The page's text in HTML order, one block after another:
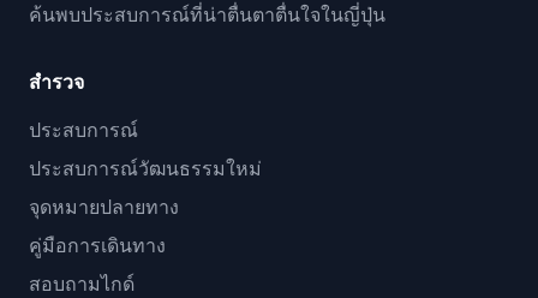
ค้นพบประสบการณ์ที่น่าตื่นตาตื่นใจในญี่ปุ่น
สำรวจ
ประสบการณ์
ประสบการณ์วัฒนธรรมใหม่
จุดหมายปลายทาง
คู่มือการเดินทาง
สอบถามไกด์